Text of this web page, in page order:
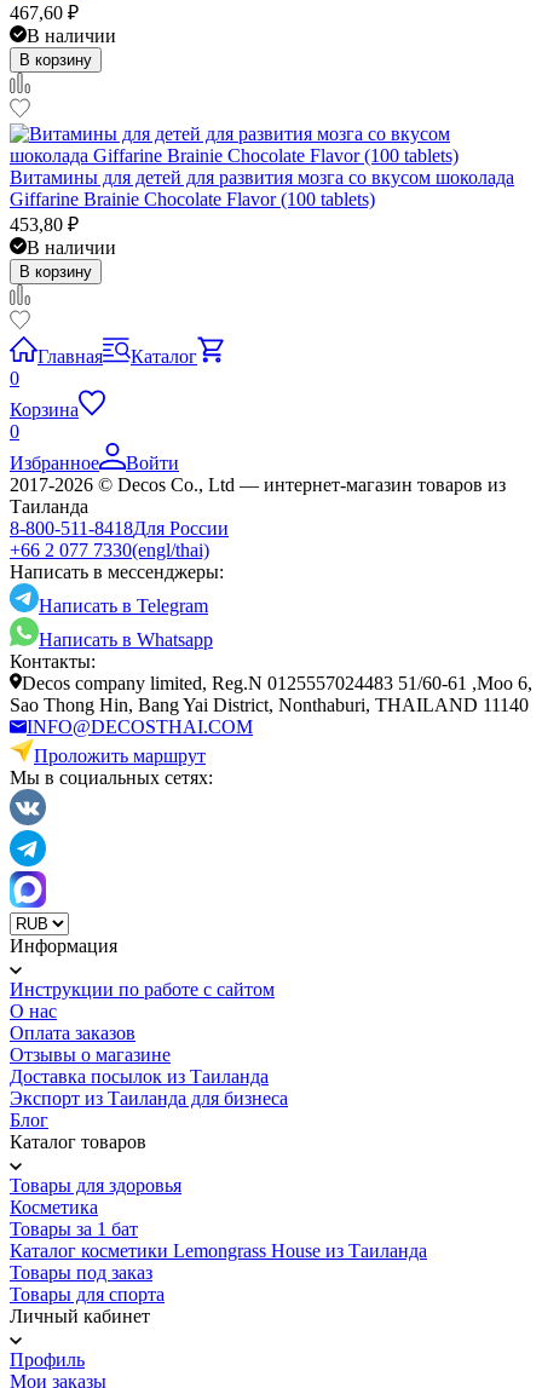
467,60 ₽
В наличии
В корзину
Витамины для детей для развития мозга со вкусом шоколада
Giffarine Brainie Chocolate Flavor (100 tablets)
453,80 ₽
В наличии
В корзину
Главная
Каталог
0
Корзина
0
Избранное
Войти
2017-2026 © Decos Co., Ltd — интернет-магазин товаров из
Таиланда
8-800-511-8418Для России
+66 2 077 7330(engl/thai)
Написать в мессенджеры:
Написать в Telegram
Написать в Whatsapp
Контакты:
Decos company limited, Reg.N 0125557024483 51/60-61 ,Moo 6,
Sao Thong Hin, Bang Yai District, Nonthaburi, THAILAND 11140
INFO@DECOSTHAI.COM
Проложить маршрут
Мы в социальных сетях:
Информация
Инструкции по работе с сайтом
О нас
Оплата заказов
Отзывы о магазине
Доставка посылок из Таиланда
Экспорт из Таиланда для бизнеса
Блог
Каталог товаров
Товары для здоровья
Косметика
Товары за 1 бат
Каталог косметики Lemongrass House из Таиланда
Товары под заказ
Товары для спорта
Личный кабинет
Профиль
Мои заказы